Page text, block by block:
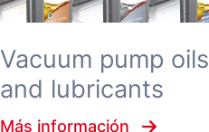
Vacuum pump oils
and lubricants
Más información